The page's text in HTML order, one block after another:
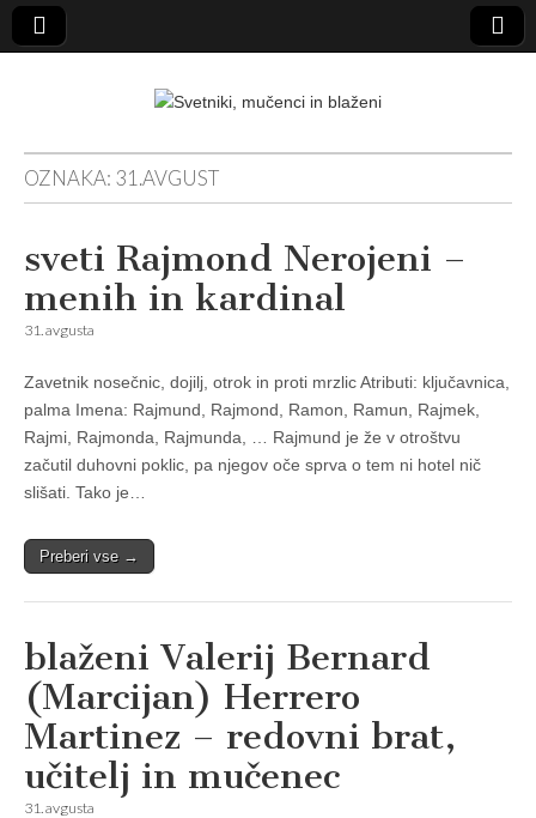
Svetniki,
mučenci in
blaženi
OZNAKA: 31.AVGUST
sveti Rajmond Nerojeni –
menih in kardinal
31. avgusta
Zavetnik nosečnic, dojilj, otrok in proti mrzlic Atributi: ključavnica,
palma Imena: Rajmund, Rajmond, Ramon, Ramun, Rajmek,
Rajmi, Rajmonda, Rajmunda, … Rajmund je že v otroštvu
začutil duhovni poklic, pa njegov oče sprva o tem ni hotel nič
slišati. Tako je…
Preberi vse →
blaženi Valerij Bernard
(Marcijan) Herrero
Martinez – redovni brat,
učitelj in mučenec
31. avgusta